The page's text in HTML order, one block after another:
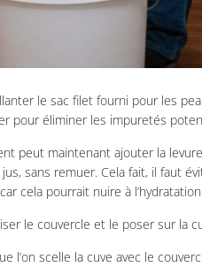
le sac filet fourni pour les
pour éliminer les impuretés
peut maintenant ajouter la
sans remuer. Cela fait, il faut
cela pourrait nuire à
le couvercle et le poser sur la
l’on scelle la cuve avec le